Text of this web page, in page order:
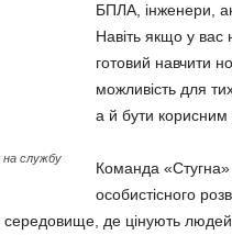
на службу
БПЛА, інженери,
Навіть якщо у вас
готовий навчити
можливість для
а й бути корисним
Команда «Стугна»
особистісного
де цінують людей